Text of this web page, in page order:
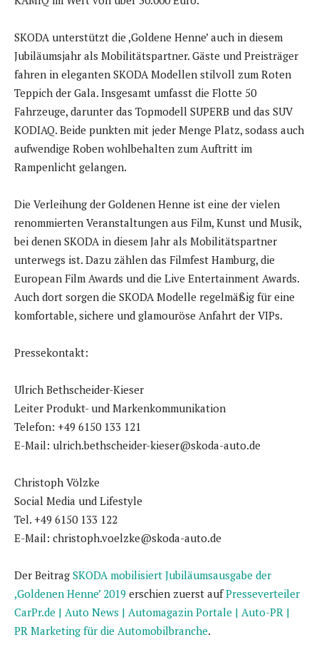
SKODA unterstützt die ,Goldene Henne’ auch in diesem
Jubiläumsjahr als Mobilitätspartner. Gäste und Preisträger
fahren in eleganten SKODA Modellen stilvoll zum Roten
Teppich der Gala. Insgesamt umfasst die Flotte 50
Fahrzeuge, darunter das Topmodell SUPERB und das SUV
KODIAQ. Beide punkten mit jeder Menge Platz, sodass auch
aufwendige Roben wohlbehalten zum Auftritt im
Rampenlicht gelangen.
Die Verleihung der Goldenen Henne ist eine der vielen
renommierten Veranstaltungen aus Film, Kunst und Musik,
bei denen SKODA in diesem Jahr als Mobilitätspartner
unterwegs ist. Dazu zählen das Filmfest Hamburg, die
European Film Awards und die Live Entertainment Awards.
Auch dort sorgen die SKODA Modelle regelmäßig für eine
komfortable, sichere und glamouröse Anfahrt der VIPs.
Pressekontakt:
Ulrich Bethscheider-Kieser
Leiter Produkt- und Markenkommunikation
Telefon: +49 6150 133 121
E-Mail: ulrich.bethscheider-kieser@skoda-auto.de
Christoph Völzke
Social Media und Lifestyle
Tel. +49 6150 133 122
E-Mail: christoph.voelzke@skoda-auto.de
Der Beitrag SKODA mobilisiert Jubiläumsausgabe der
,Goldenen Henne’ 2019 erschien zuerst aufPresseverteiler
CarPr.de | Auto News | Automagazin Portale | Auto-PR |
PR Marketing für die Automobilbranche.